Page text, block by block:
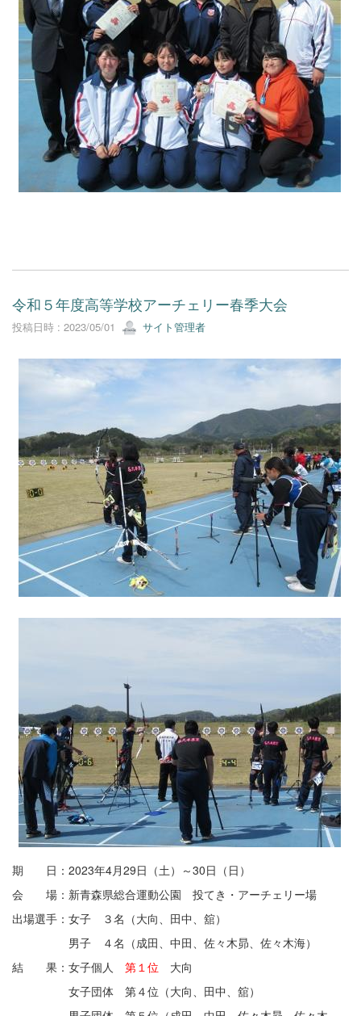
令和５年度高等学校アーチェリー春季大会
投稿日時 : 2023/05/01 サイト管理者
期 日：2023年4月29日（土）～30日（日）
会 場：新青森県総合運動公園 投てき・アーチェリー場
出場選手：女子 ３名（大向、田中、舘）
男子 ４名（成田、中田、佐々木昴、佐々木海）
結 果：女子個人 第１位 大向
女子団体 第４位（大向、田中、舘）